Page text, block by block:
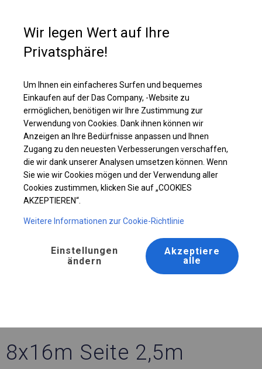
Ganzjähriges Catering-Zelt | 8x16 m
8x16m Seite 2,5m
Wir legen Wert auf Ihre
Privatsphäre!
Um Ihnen ein einfacheres Surfen und bequemes
Einkaufen auf der Das Company, -Website zu
ermöglichen, benötigen wir Ihre Zustimmung zur
Verwendung von Cookies. Dank ihnen können wir
Anzeigen an Ihre Bedürfnisse anpassen und Ihnen
Zugang zu den neuesten Verbesserungen verschaffen,
die wir dank unserer Analysen umsetzen können. Wenn
Sie wie wir Cookies mögen und der Verwendung aller
Cookies zustimmen, klicken Sie auf „COOKIES
AKZEPTIEREN“.
Weitere Informationen zur Cookie-Richtlinie
Einstellungen
ändern
Akzeptiere
alle